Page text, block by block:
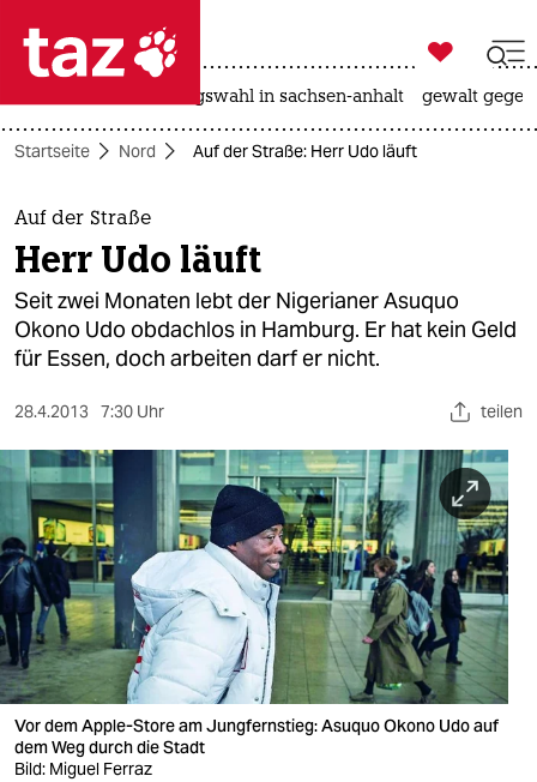
 taz zahl ich
taz zahl ich
themen
politik
öko
sport
berlin
nord
wahrheit
verlag
verlag

taz zahl ich
landtagswahl in sachsen-anhalt gewalt
Startseite Nord Auf der Straße: Herr Udo läuft
Auf der Straße
Herr Udo läuft
Seit zwei Monaten lebt der Nigerianer Asuquo
Okono Udo obdachlos in Hamburg. Er hat kein Geld
für Essen, doch arbeiten darf er nicht.
28.4.2013 7:30 Uhr teilen
Vor dem Apple-Store am Jungfernstieg: Asuquo Okono Udo auf
dem Weg durch die Stadt
Bild: Miguel Ferraz